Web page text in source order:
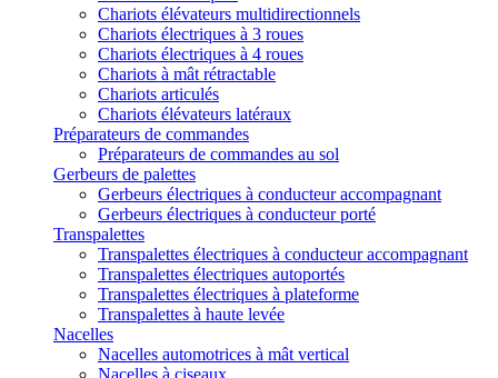
Chariots élévateurs multidirectionnels
Chariots électriques à 3 roues
Chariots électriques à 4 roues
Chariots à mât rétractable
Chariots articulés
Chariots élévateurs latéraux
Préparateurs de commandes
Préparateurs de commandes au sol
Gerbeurs de palettes
Gerbeurs électriques à conducteur accompagnant
Gerbeurs électriques à conducteur porté
Transpalettes
Transpalettes électriques à conducteur accompagnant
Transpalettes électriques autoportés
Transpalettes électriques à plateforme
Transpalettes à haute levée
Nacelles
Nacelles automotrices à mât vertical
Nacelles à ciseaux